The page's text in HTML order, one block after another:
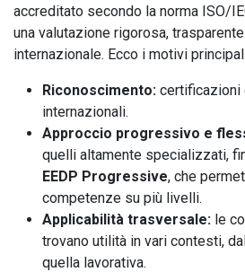
accreditato secondo la norma ISO/
una valutazione rigorosa,
internazionale. Ecco i motivi
Riconoscimento: certificazioni
internazionali.
Approccio progressivo e
quelli altamente specializzati,
EEDP Progressive, che
competenze su più livelli.
Applicabilità trasversale: le
trovano utilità in vari contesti,
quella lavorativa.